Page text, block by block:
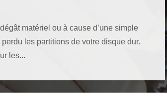
matériel ou à cause d’une simple
les partitions de votre disque dur.
les...